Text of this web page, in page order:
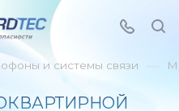
и системы связи —